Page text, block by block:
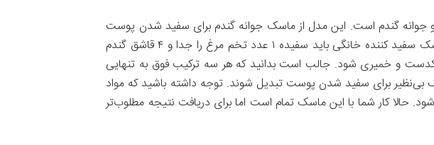
جوانه گندم است. این مدل از ماسک جوانه گندم برای سفید شدن پوست
بسیار موثر است و با استفاده مرتب می‌تواند پوستتان را روشن‌تر از قبل کند. برای تهیه این ماسک سفید کننده خانگی باید سفیده ۱ عدد تخم مرغ را جدا و ۴ قاشق گندم
یکدست و خمیری شود. جالب است بدانید که هر سه ترکیب فوق به تنهایی
برای سفید شدن پوست تبدیل شوند. توجه داشته باشید که مواد
شود. حالا کار شما با این ماسک تمام است اما برای دریافت نتیجه مطلوب‌تر